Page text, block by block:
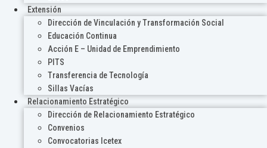
Extensión
Dirección de Vinculación y Transformación Social
Educación Continua
Acción E – Unidad de Emprendimiento
PITS
Transferencia de Tecnología
Sillas Vacías
Relacionamiento Estratégico
Dirección de Relacionamiento Estratégico
Convenios
Convocatorias Icetex